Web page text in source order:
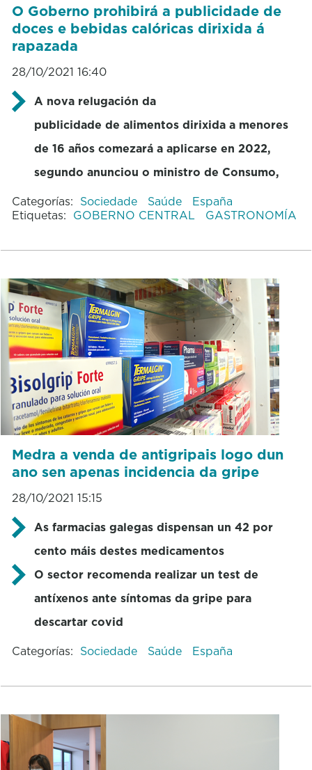
O Goberno prohibirá a publicidade de
doces e bebidas calóricas dirixida á
rapazada
28/10/2021 16:40
A nova relugación da
publicidade de alimentos dirixida a menores
de 16 años comezará a aplicarse en 2022,
segundo anunciou o ministro de Consumo,
Categorías: Sociedade Saúde
España
Etiquetas: GOBERNO CENTRAL GASTRONOMÍA
Medra a venda de antigripais logo dun
ano sen apenas incidencia da gripe
28/10/2021 15:15
As farmacias galegas dispensan un 42 por
cento máis destes medicamentos
O sector recomenda realizar un test de
antíxenos ante síntomas da gripe para
descartar covid
Categorías: Sociedade Saúde España